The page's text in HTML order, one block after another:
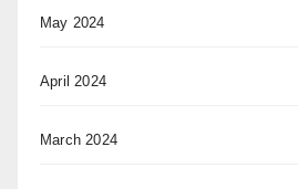
May 2024
April 2024
March 2024